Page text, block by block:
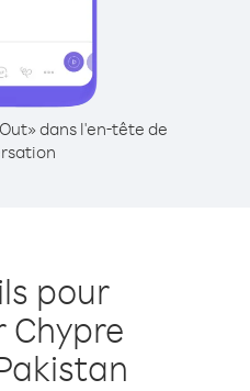
dans l'en-tête de
pour
Chypre